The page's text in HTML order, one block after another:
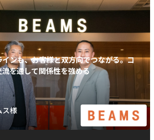
インも、お客様と双方向でつながる。コ
を通して関係性を強める
ス様